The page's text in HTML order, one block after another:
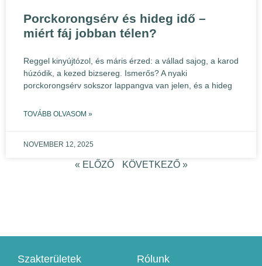
Porckorongsérv és hideg idő –
miért fáj jobban télen?
Reggel kinyújtózol, és máris érzed: a vállad sajog, a karod
húzódik, a kezed bizsereg. Ismerős? A nyaki
porckorongsérv sokszor lappangva van jelen, és a hideg
TOVÁBB OLVASOM »
NOVEMBER 12, 2025
« ELŐZŐ KÖVETKEZŐ »
Szakterületek Rólunk